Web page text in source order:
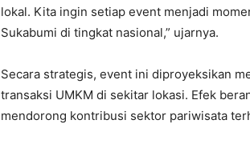
lokal. Kita ingin setiap event menjadi
Sukabumi di tingkat nasional,” ujarnya.
Secara strategis, event ini diproyeksikan
transaksi UMKM di sekitar lokasi. Efek
mendorong kontribusi sektor pariwisata